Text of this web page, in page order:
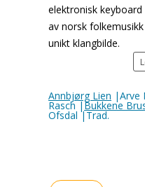
elektronisk
av norsk
unikt klangbilde.
Annbjørg Lien |Arve
Rasch |Bukkene
Ofsdal |Trad.